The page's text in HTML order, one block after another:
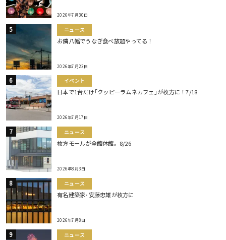
2026年7月30日
ニュース
お隣八幡でうなぎ食べ放題やってる！
2026年7月23日
イベント
日本で1台だけ｢クッピーラムネカフェ｣が枚方に！7/18
2026年7月17日
ニュース
枚方モールが全館休館。8/26
2026年8月3日
ニュース
有名建築家･安藤忠雄が枚方に
2026年7月8日
ニュース